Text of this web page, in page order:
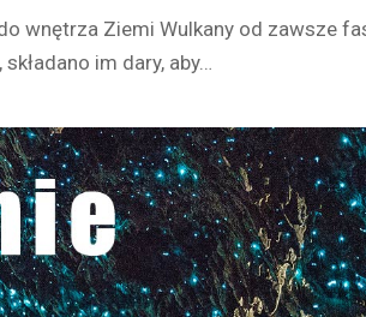
wnętrza Ziemi Wulkany od zawsze
im dary, aby…